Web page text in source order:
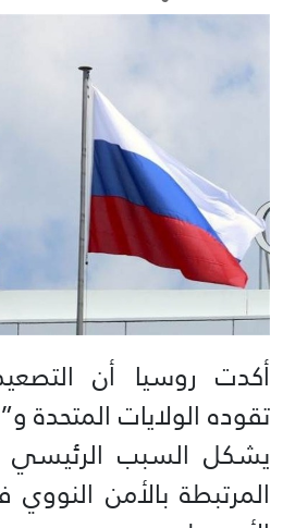
أكدت روسيا أن
تقوده الولايات المتحدة
يشكل السبب الرئيسي
المرتبطة بالأمن